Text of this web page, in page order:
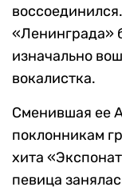
«Ленинграда»
изначально
вокалистка.
Сменившая ее
поклонникам
хита
певица